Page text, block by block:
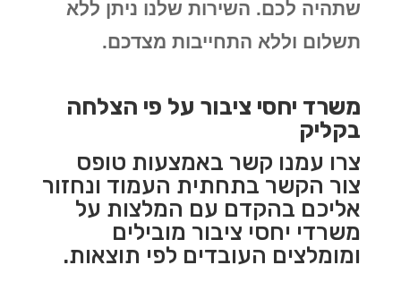
שתהיה לכם. השירות שלנו ניתן ללא
תשלום וללא התחייבות מצדכם.
משרד יחסי ציבור על פי הצלחה
בקליק
צרו עמנו קשר באמצעות טופס
צור הקשר בתחתית העמוד ונחזור
אליכם בהקדם עם המלצות על
משרדי יחסי ציבור מובילים
ומומלצים העובדים לפי תוצאות.